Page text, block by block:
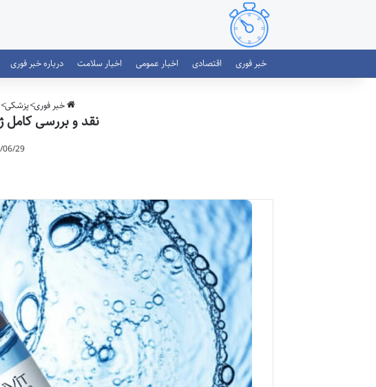
خبر فوری اقتصادی اخبار عمومی اخبار سلامت درباره خبر فوری
خبر فوری>پزشکی>
نقد و بررسی کامل
06/29